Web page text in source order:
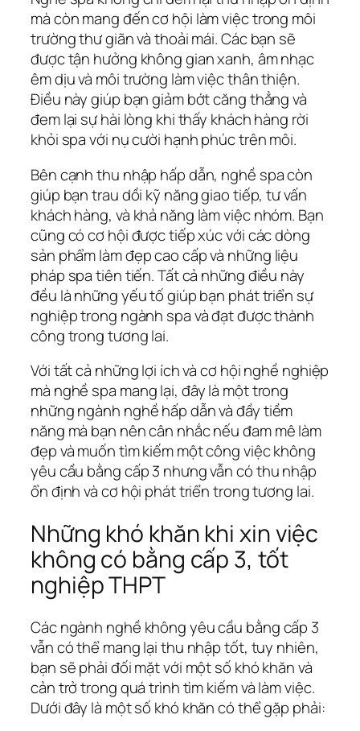
mà còn mang đến cơ hội làm việc trong môi
trường thư giãn và thoải mái. Các bạn sẽ
được tận hưởng không gian xanh, âm nhạc
êm dịu và môi trường làm việc thân thiện.
Điều này giúp bạn giảm bớt căng thẳng và
đem lại sự hài lòng khi thấy khách hàng rời
khỏi spa với nụ cười hạnh phúc trên môi.
Bên cạnh thu nhập hấp dẫn, nghề spa còn
giúp bạn trau dồi kỹ năng giao tiếp, tư vấn
khách hàng, và khả năng làm việc nhóm. Bạn
cũng có cơ hội được tiếp xúc với các dòng
sản phẩm làm đẹp cao cấp và những liệu
pháp spa tiên tiến. Tất cả những điều này
đều là những yếu tố giúp bạn phát triển sự
nghiệp trong ngành spa và đạt được thành
công trong tương lai.
Với tất cả những lợi ích và cơ hội nghề nghiệp
mà nghề spa mang lại, đây là một trong
những ngành nghề hấp dẫn và đầy tiềm
năng mà bạn nên cân nhắc nếu đam mê làm
đẹp và muốn tìm kiếm một công việc không
yêu cầu bằng cấp 3 nhưng vẫn có thu nhập
ổn định và cơ hội phát triển trong tương lai.
Những khó khăn khi xin việc
không có bằng cấp 3, tốt
nghiệp THPT
Các ngành nghề không yêu cầu bằng cấp 3
vẫn có thể mang lại thu nhập tốt, tuy nhiên,
bạn sẽ phải đối mặt với một số khó khăn và
cản trở trong quá trình tìm kiếm và làm việc.
Dưới đây là một số khó khăn có thể gặp phải: